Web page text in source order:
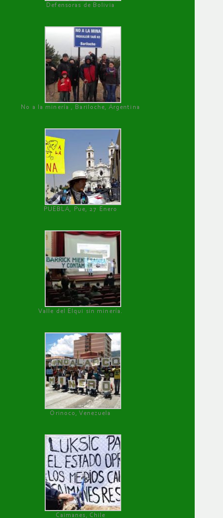
Defensoras de Bolivia
No a la minería , Bariloche, Argentina
PUEBLA, Pue, 27 Enero
Valle del Elqui sin minería.
Orinoco, Venezuela
Caimanes, Chile